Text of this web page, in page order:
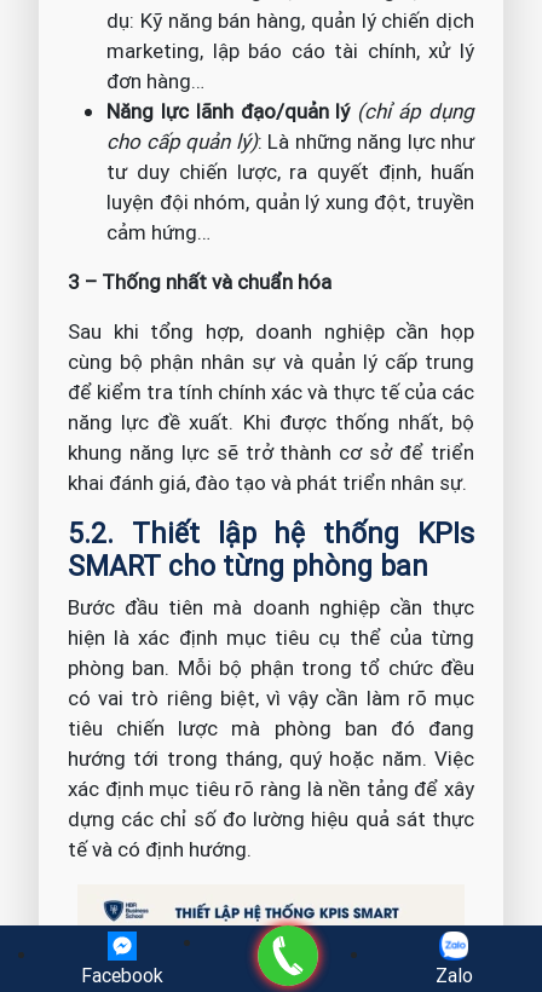
dụ: Kỹ năng bán hàng, quản lý chiến dịch
marketing, lập báo cáo tài chính, xử lý
đơn hàng…
Năng lực lãnh đạo/quản lý (chỉ áp dụng
cho cấp quản lý): Là những năng lực như
tư duy chiến lược, ra quyết định, huấn
luyện đội nhóm, quản lý xung đột, truyền
cảm hứng…
3 – Thống nhất và chuẩn hóa
Sau khi tổng hợp, doanh nghiệp cần họp
cùng bộ phận nhân sự và quản lý cấp trung
để kiểm tra tính chính xác và thực tế của các
năng lực đề xuất. Khi được thống nhất, bộ
khung năng lực sẽ trở thành cơ sở để triển
khai đánh giá, đào tạo và phát triển nhân sự.
5.2. Thiết lập hệ thống KPIs
SMART cho từng phòng ban
Bước đầu tiên mà doanh nghiệp cần thực
hiện là xác định mục tiêu cụ thể của từng
phòng ban. Mỗi bộ phận trong tổ chức đều
có vai trò riêng biệt, vì vậy cần làm rõ mục
tiêu chiến lược mà phòng ban đó đang
hướng tới trong tháng, quý hoặc năm. Việc
xác định mục tiêu rõ ràng là nền tảng để xây
dựng các chỉ số đo lường hiệu quả sát thực
tế và có định hướng.
Facebook
Gọi điện
Zalo